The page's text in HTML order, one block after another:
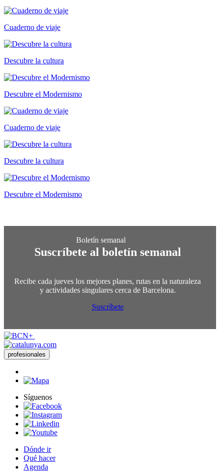
Cuaderno de viaje
Descubre la cultura
Descubre el Modernismo
Cuaderno de viaje
Descubre la cultura
Descubre el Modernismo
Suscríbete al boletín semanal
Recibe cada jueves los mejores planes, rutas en la naturaleza
y actividades singulares cerca de Barcelona.
Suscríbete
profesionales
Síguenos
Dónde ir
Qué hacer
Agenda